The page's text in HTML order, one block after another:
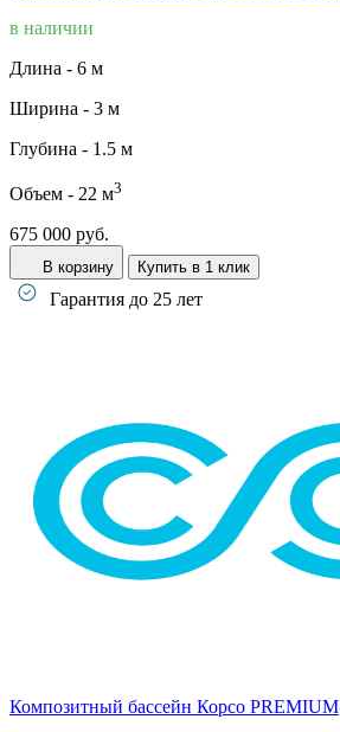
в наличии
Длина - 6 м
Ширина - 3 м
Глубина - 1.5 м
Объем - 22 м3
675 000 руб.
В корзину Купить в 1 клик
Гарантия до 25 лет
Композитный бассейн Корсо PREMIUM